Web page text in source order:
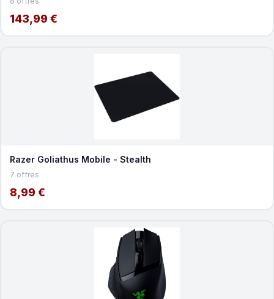
143,99 €
Razer Goliathus Mobile - Stealth
7 offres
8,99 €